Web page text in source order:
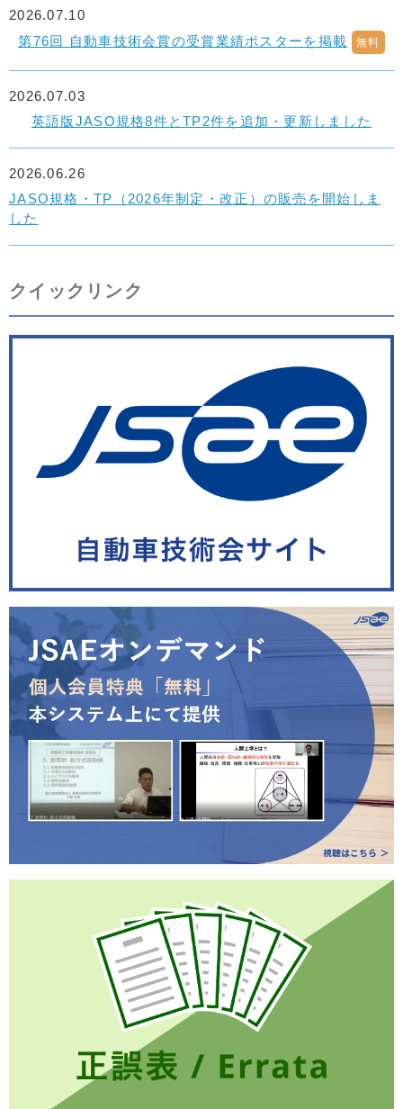
第76回 自動車技術会賞の受賞業績ポスターを掲載 無料
2026.07.10
英語版JASO規格8件とTP2件を追加・更新しました
2026.07.03
JASO規格・TP（2026年制定・改正）の販売を開始しま
した
2026.06.26
クイックリンク